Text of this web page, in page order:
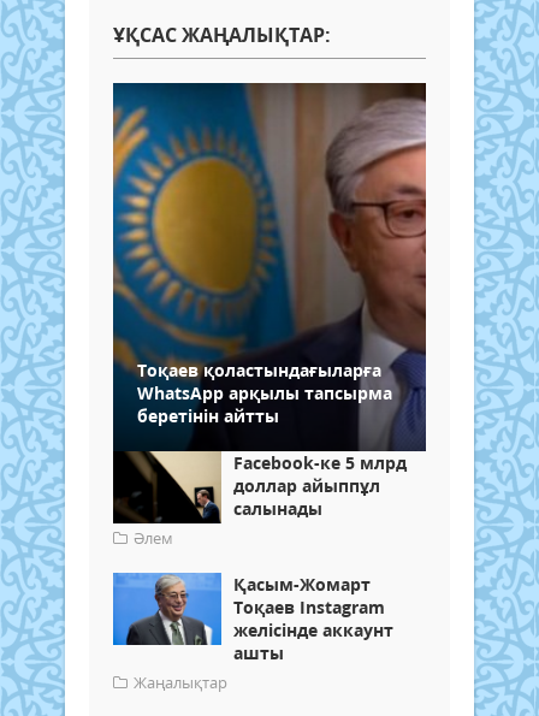
ҰҚСАС ЖАҢАЛЫҚТАР:
Тоқаев қоластындағыларға
WhatsApp арқылы тапсырма
беретінін айтты
Facebook-ке 5 млрд
доллар айыппұл
салынады
Әлем
Қасым-Жомарт
Тоқаев Instagram
желісінде аккаунт
ашты
Жаңалықтар